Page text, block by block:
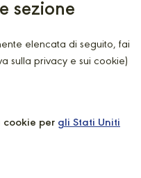
sezione
elencata di seguito, fai
sulla privacy e sui cookie)
cookie per gli Stati Uniti